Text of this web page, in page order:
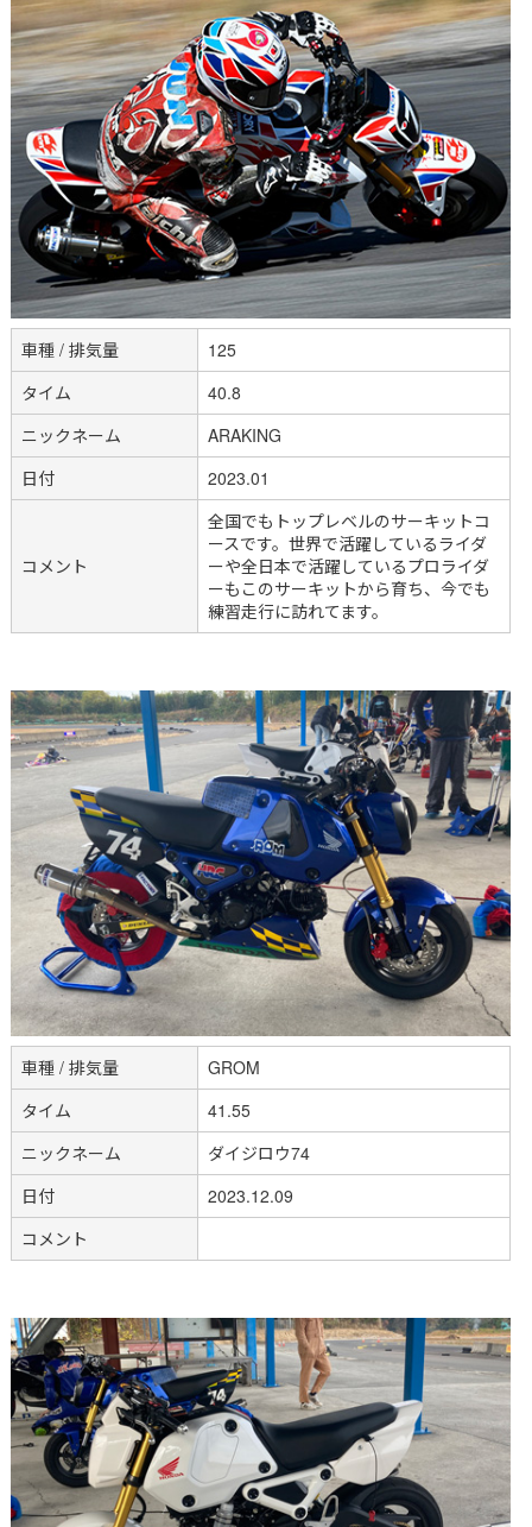
車種 / 排気量
125
タイム
40.8
ニックネーム
ARAKING
日付
2023.01
コメント
全国でもトップレベルのサーキットコ
ースです。世界で活躍しているライダ
ーや全日本で活躍しているプロライダ
ーもこのサーキットから育ち、今でも
練習走行に訪れてます。
車種 / 排気量
GROM
タイム
41.55
ニックネーム
ダイジロウ74
日付
2023.12.09
コメント